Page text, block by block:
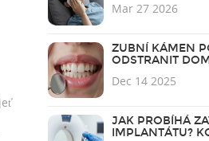
Mar 27 2026
ZUBNÍ KÁMEN
ODSTRANIT
Dec 14 2025
JAK PROBÍHÁ
IMPLANTÁTU?